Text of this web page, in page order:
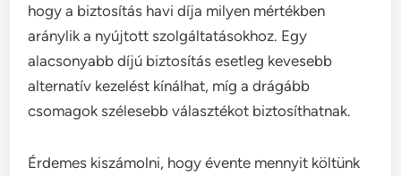
hogy a biztosítás havi díja milyen mértékben
aránylik a nyújtott szolgáltatásokhoz. Egy
alacsonyabb díjú biztosítás esetleg kevesebb
alternatív kezelést kínálhat, míg a drágább
csomagok szélesebb választékot biztosíthatnak.
Érdemes kiszámolni, hogy évente mennyit költünk